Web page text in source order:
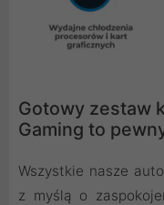
Gotowy zestaw
Gaming to
Wszystkie nasze
z myślą o